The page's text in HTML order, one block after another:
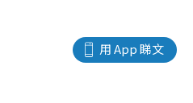
用 App 睇文